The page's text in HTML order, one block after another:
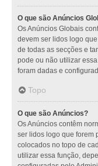
O que são Anúncios
Os Anúncios Globais
devem ser lidos logo
de todas as secções e
pode ou não utilizar
foram dadas e
Topo
O que são Anúncios?
Os Anúncios contêm
ser lidos logo que forem
colocados no topo de
utilizar essa função,